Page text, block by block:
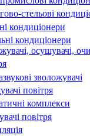
стельові
кондиціонери
кондиціонери
осушувачі,
зволожувачі
повітря
комплекси
повітря